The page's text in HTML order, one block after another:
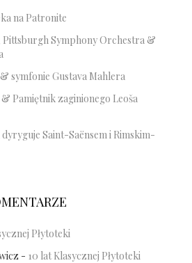
na Patronite
Symphony Orchestra &
symfonie Gustava Mahlera
Pamiętnik zaginionego Leoša
Saint-Saënsem i Rimskim-
Płytoteki
- 10 lat Klasycznej Płytoteki